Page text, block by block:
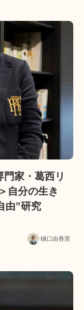
門家・葛西リ
自分の生き
由”研究
樋口由香里